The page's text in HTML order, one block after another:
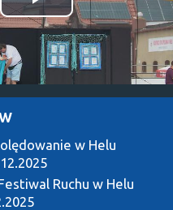
Odtwórz
wideo
w Helu
Ruchu w Helu